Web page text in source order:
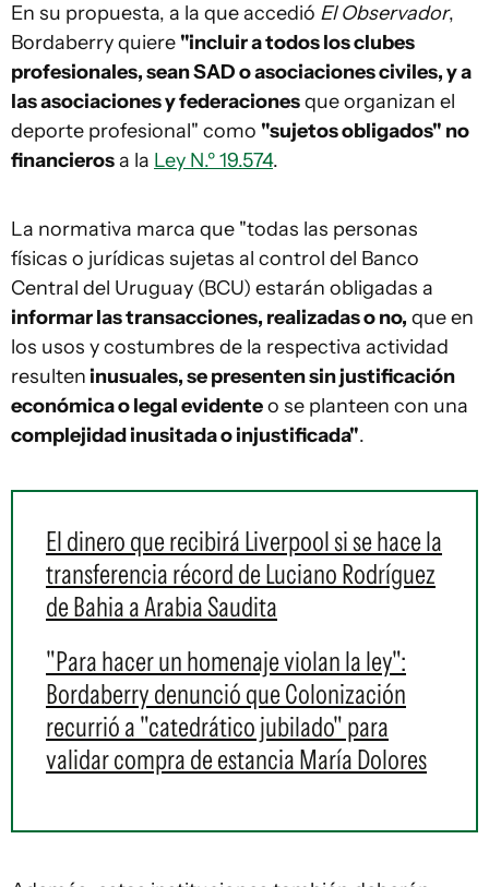
En su propuesta, a la que accedió El Observador,
Bordaberry quiere "incluir a todos los clubes
profesionales, sean SAD o asociaciones civiles, y a
las asociaciones y federacionesque organizan el
deporte profesional" como "sujetos obligados" no
financierosa la Ley N.º 19.574.
La normativa marca que "todas las personas
físicas o jurídicas sujetas al control del Banco
Central del Uruguay (BCU) estarán obligadas a
informar las transacciones, realizadas o no, que en
los usos y costumbres de la respectiva actividad
resulten inusuales, se presenten sin justificación
económica o legal evidenteo se planteen con una
complejidad inusitada o injustificada".
El dinero que recibirá Liverpool si se hace la
transferencia récord de Luciano Rodríguez
de Bahia a Arabia Saudita
"Para hacer un homenaje violan la ley":
Bordaberry denunció que Colonización
recurrió a "catedrático jubilado" para
validar compra de estancia María Dolores